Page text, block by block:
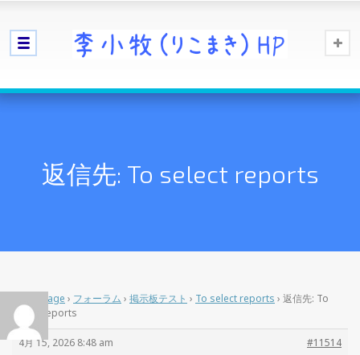
返信先: To select reports
Home Page › フォーラム › 掲示板テスト › To select reports › 返信先: To
select reports
4月 15, 2026 8:48 am
#11514